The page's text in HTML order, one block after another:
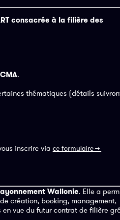
consacrée à la filière des
.
thématiques (détails
inscrire via ce formulaire →
Wallonie. Elle a
création, booking, management,
vue du futur contrat de filière